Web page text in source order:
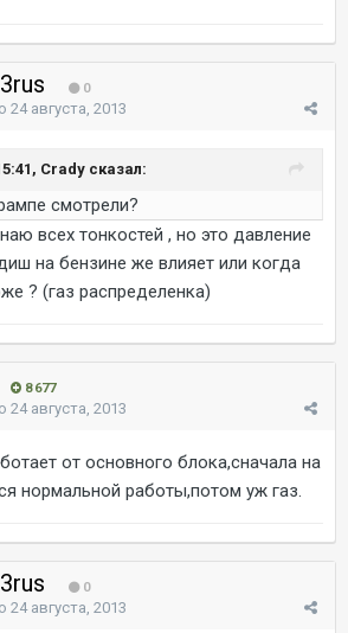
0
24 августа, 2013
Crady сказал:
смотрели?
всех тонкостей , но это давление
на бензине же влияет или когда
? (газ распределенка)
8 677
24 августа, 2013
от основного блока,сначала на
нормальной работы,потом уж газ.
0
24 августа, 2013